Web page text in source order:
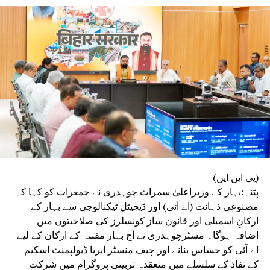
(پی این این)
پٹنہ:بہار کے وزیراعلیٰ سمراٹ چوہدری نے جمعرات کو کہا کہ
مصنوعی ذہانت (اے آئی) اور ڈیجیٹل ٹیکنالوجی سے بہار کے
ارکانِ اسمبلی اور قانون ساز کونسلرز کی صلاحیتوں میں
اضافہ ہوگا۔ مسٹرچوہدری نے آج بہار مقننہ کے ارکان کے لیے
اے آئی کو حساس بنانے اور چیف منسٹر ایریا ڈیولپمنٹ اسکیم
کے نفاذ کے سلسلے میں منعقدہ تربیتی پروگرام میں شرکت